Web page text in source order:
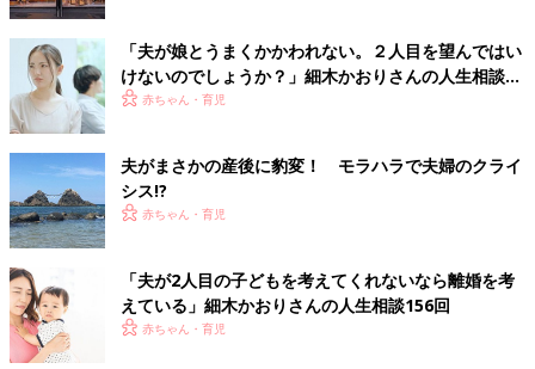
「夫が娘とうまくかかわれない。２人目を望んではい
けないのでしょうか？」細木かおりさんの人生相談
183回赤ちゃん・育児
夫がまさかの産後に豹変！ モラハラで夫婦のクライ
シス!?
赤ちゃん・育児
「夫が2人目の子どもを考えてくれないなら離婚を考
えている」細木かおりさんの人生相談156回
赤ちゃん・育児